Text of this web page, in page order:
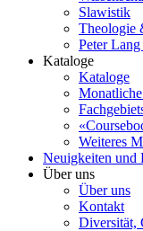
Slawistik
Theologie
Peter
Kataloge
Kataloge
Weiteres
Neuigkeiten und
Über uns
Über uns
Kontakt
Diversität,